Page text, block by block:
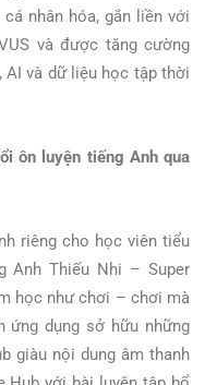
nhân hóa, gắn liền với
và được tăng cường
AI và dữ liệu học tập thời
ôn luyện tiếng Anh qua
riêng cho học viên tiểu
Anh Thiếu Nhi – Super
học như chơi – chơi mà
ứng dụng sở hữu những
giàu nội dung âm thanh